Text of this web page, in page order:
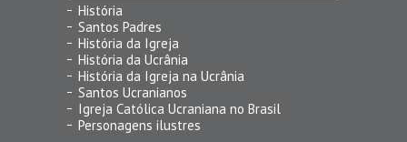
História
Santos Padres
História da Igreja
História da Ucrânia
História da Igreja na Ucrânia
Santos Ucranianos
Igreja Católica Ucraniana no Brasil
Personagens ilustres